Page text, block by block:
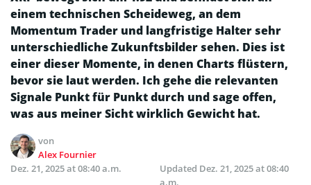
einem technischen Scheideweg, an dem
Momentum Trader und langfristige Halter sehr
unterschiedliche Zukunftsbilder sehen. Dies ist
einer dieser Momente, in denen Charts flüstern,
bevor sie laut werden. Ich gehe die relevanten
Signale Punkt für Punkt durch und sage offen,
was aus meiner Sicht wirklich Gewicht hat.
von
Alex Fournier
Dez. 21, 2025 at 08:40 a.m.
Updated Dez. 21, 2025 at 08:40
a.m.